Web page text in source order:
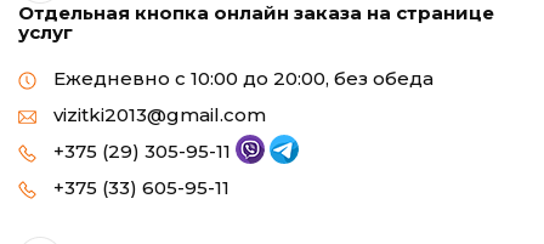
Отдельная кнопка онлайн заказа на странице
услуг
Ежедневно с 10:00 до 20:00, без обеда
vizitki2013@gmail.com
+375 (29) 305-95-11
+375 (33) 605-95-11